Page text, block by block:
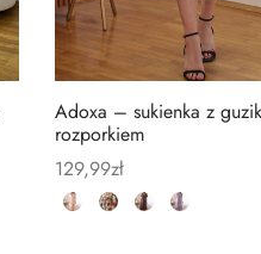
Adoxa – sukienka z
rozporkiem
129,99zł